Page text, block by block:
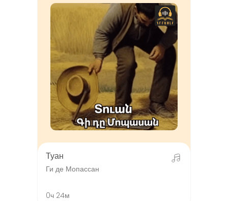
Туан
Ги де Мопассан
0ч 24м